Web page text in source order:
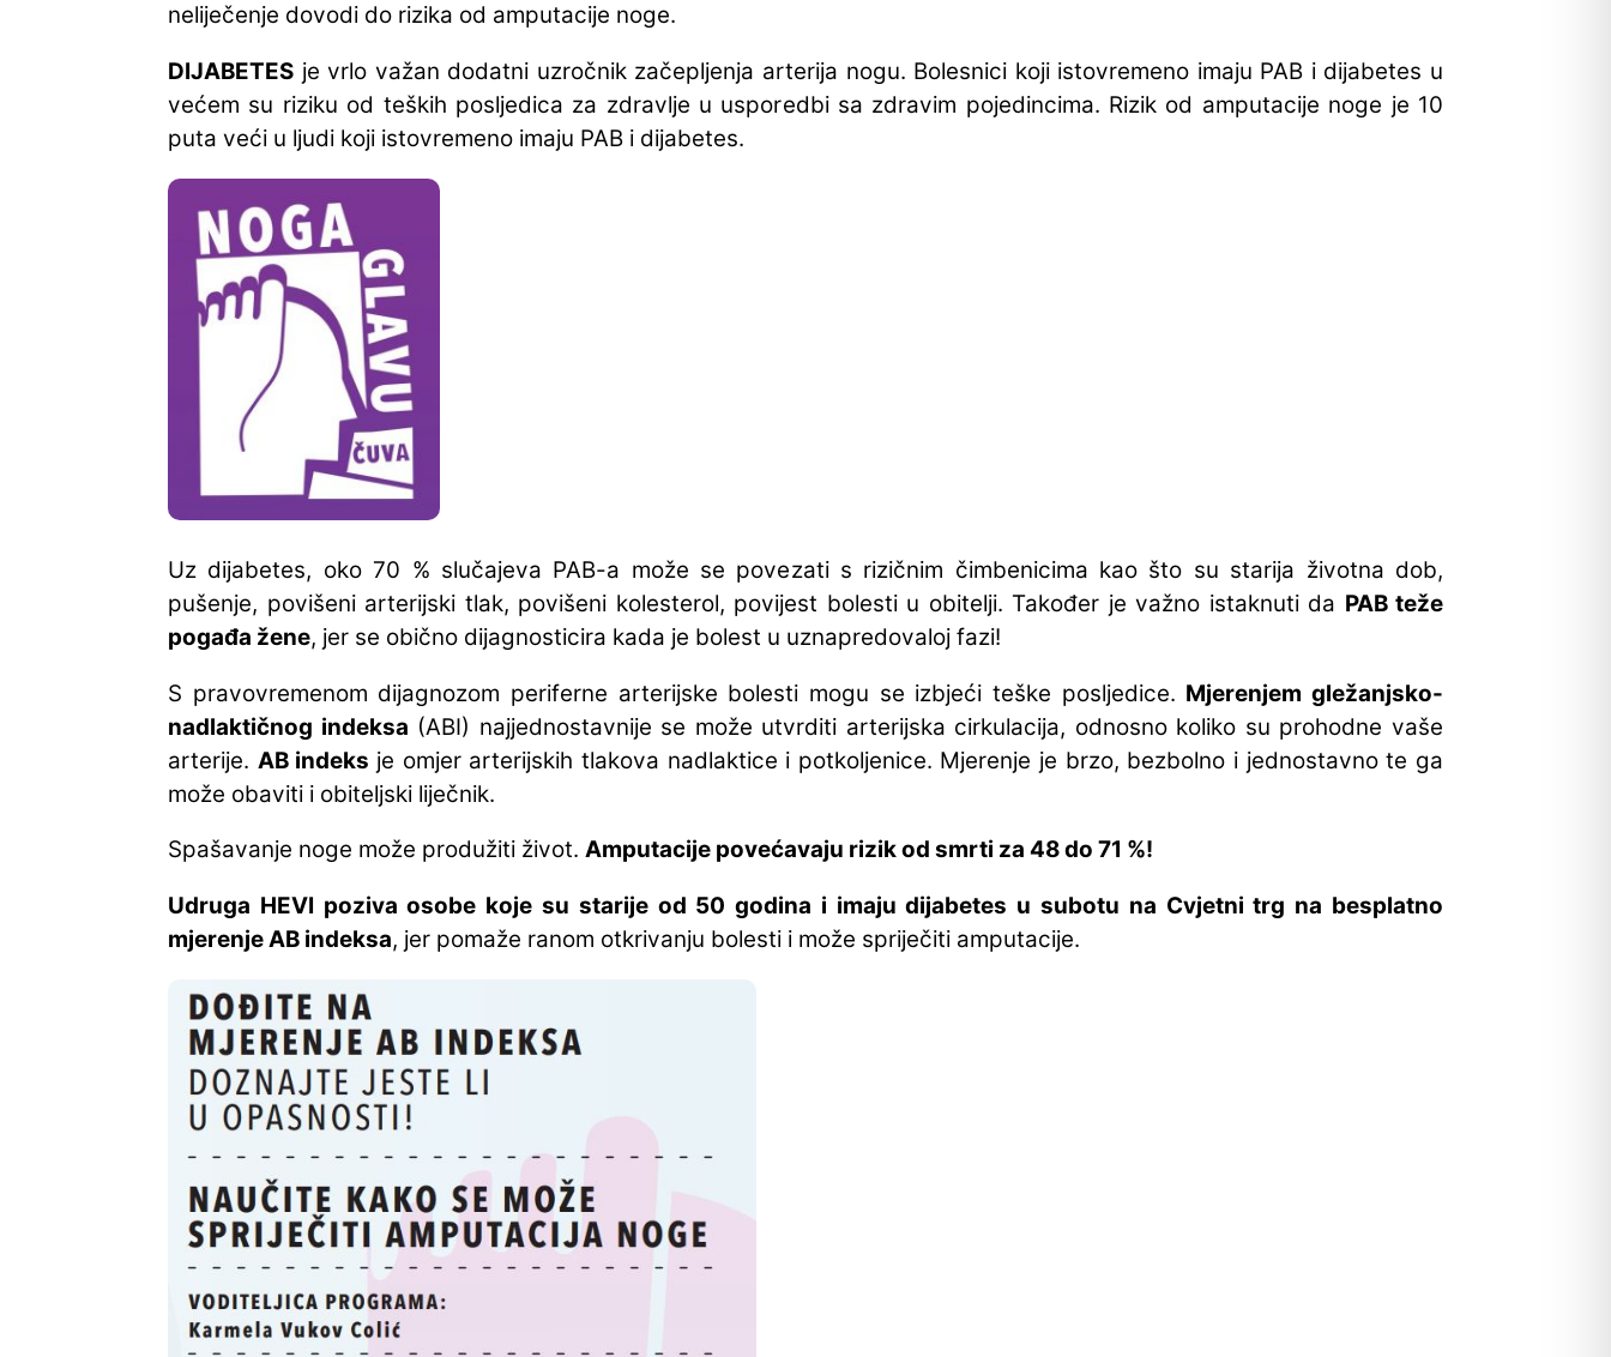
neliječenje dovodi do rizika od amputacije noge.
DIJABETES je vrlo važan dodatni uzročnik začepljenja arterija nogu. Bolesnici koji istovremeno imaju PAB i dijabetes u
većem su riziku od teških posljedica za zdravlje u usporedbi sa zdravim pojedincima. Rizik od amputacije noge je 10
puta veći u ljudi koji istovremeno imaju PAB i dijabetes.
Uz dijabetes, oko 70 % slučajeva PAB-a može se povezati s rizičnim čimbenicima kao što su starija životna dob,
pušenje, povišeni arterijski tlak, povišeni kolesterol, povijest bolesti u obitelji. Također je važno istaknuti da PAB teže
pogađa žene, jer se obično dijagnosticira kada je bolest u uznapredovaloj fazi!
S pravovremenom dijagnozom periferne arterijske bolesti mogu se izbjeći teške posljedice. Mjerenjem gležanjsko-
nadlaktičnog indeksa (ABI) najjednostavnije se može utvrditi arterijska cirkulacija, odnosno koliko su prohodne vaše
arterije. AB indeks je omjer arterijskih tlakova nadlaktice i potkoljenice. Mjerenje je brzo, bezbolno i jednostavno te ga
može obaviti i obiteljski liječnik.
Spašavanje noge može produžiti život. Amputacije povećavaju rizik od smrti za 48 do 71 %!
Udruga HEVI poziva osobe koje su starije od 50 godina i imaju dijabetes u subotu na Cvjetni trg na besplatno
mjerenje AB indeksa, jer pomaže ranom otkrivanju bolesti i može spriječiti amputacije.